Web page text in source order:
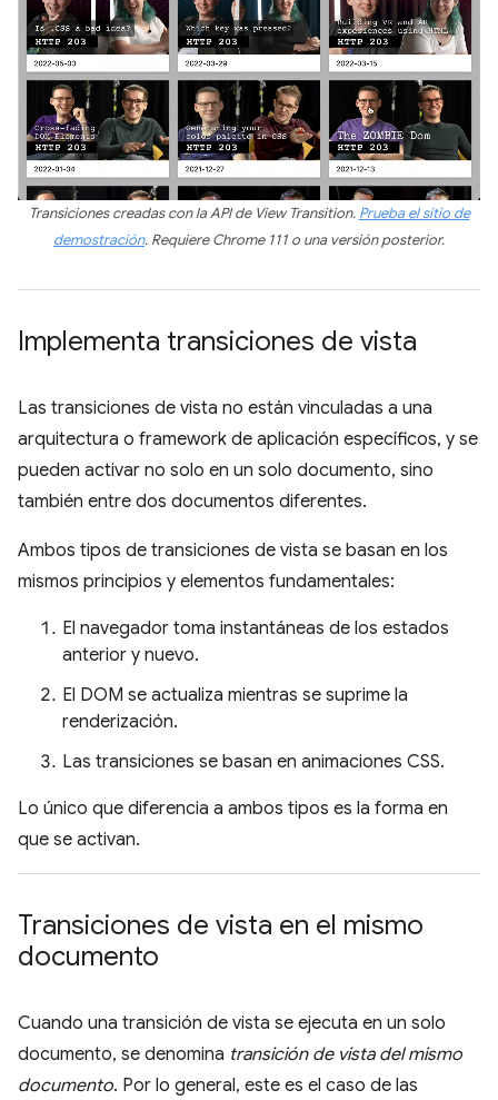
Transiciones creadas con la API de View Transition. Prueba el sitio de
demostración. Requiere Chrome 111 o una versión posterior.
Implementa transiciones de vista
Las transiciones de vista no están vinculadas a una
arquitectura o framework de aplicación específicos, y se
pueden activar no solo en un solo documento, sino
también entre dos documentos diferentes.
Ambos tipos de transiciones de vista se basan en los
mismos principios y elementos fundamentales:
El navegador toma instantáneas de los estados
anterior y nuevo.
El DOM se actualiza mientras se suprime la
renderización.
Las transiciones se basan en animaciones CSS.
Lo único que diferencia a ambos tipos es la forma en
que se activan.
Transiciones de vista en el mismo
documento
Cuando una transición de vista se ejecuta en un solo
documento, se denomina transición de vista del mismo
documento. Por lo general, este es el caso de las